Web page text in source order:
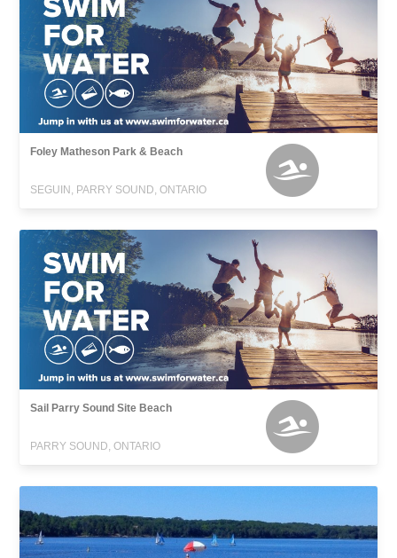
Foley Matheson Park & Beach
SEGUIN, PARRY SOUND, ONTARIO
Sail Parry Sound Site Beach
PARRY SOUND, ONTARIO